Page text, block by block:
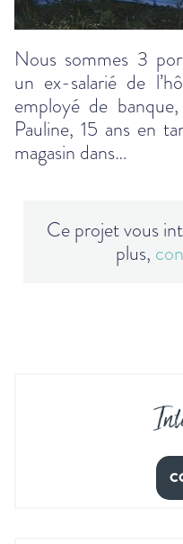
Nous sommes 3
un ex-salarié de
employé de
Pauline, 15 ans en
magasin dans…
Ce projet vous
plus,